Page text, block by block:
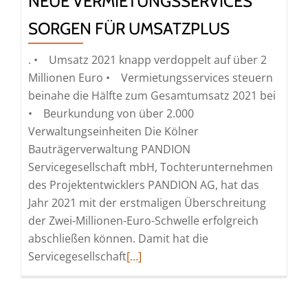
SORGEN FÜR UMSATZPLUS
. • Umsatz 2021 knapp verdoppelt auf über 2
Millionen Euro • Vermietungsservices steuern
beinahe die Hälfte zum Gesamtumsatz 2021 bei
• Beurkundung von über 2.000
Verwaltungseinheiten Die Kölner
Bauträgerverwaltung PANDION
Servicegesellschaft mbH, Tochterunternehmen
des Projektentwicklers PANDION AG, hat das
Jahr 2021 mit der erstmaligen Überschreitung
der Zwei-Millionen-Euro-Schwelle erfolgreich
abschließen können. Damit hat die
ServicegesellschaftRead
[…]